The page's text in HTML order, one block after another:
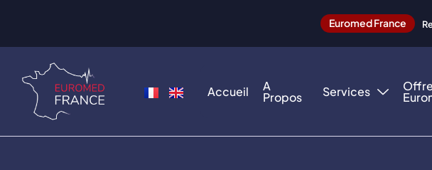
Euromed France
Accueil A
Propos Services